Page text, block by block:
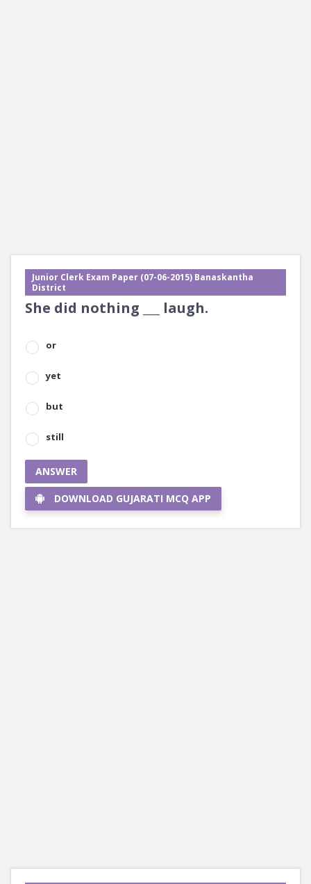
Junior Clerk Exam Paper (07-06-2015) Banaskantha
District
She did nothing ___ laugh.
or
yet
but
still
ANSWER
DOWNLOAD GUJARATI MCQ APP